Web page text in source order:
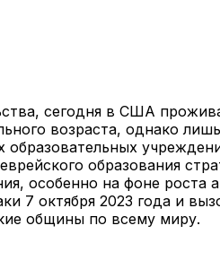
сегодня в США
возраста, однако
образовательных
образования
особенно на фоне роста
7 октября 2023 года и
общины по всему миру.